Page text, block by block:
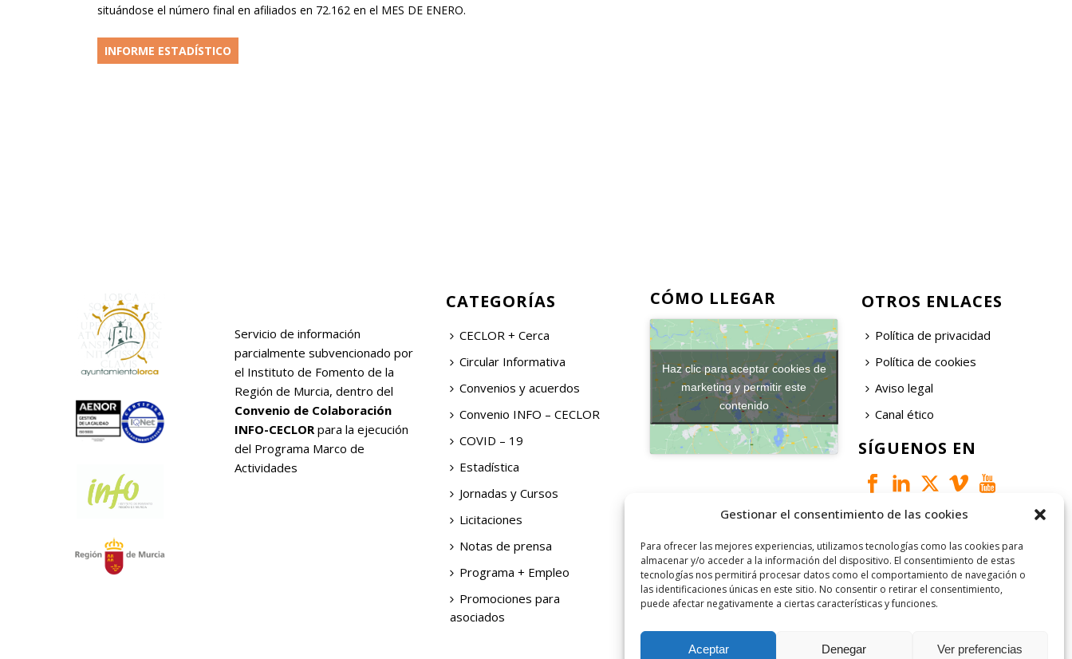
Gestionar el consentimiento de las cookies
Para ofrecer las mejores experiencias, utilizamos tecnologías como las cookies para
almacenar y/o acceder a la información del dispositivo. El consentimiento de estas
tecnologías nos permitirá procesar datos como el comportamiento de navegación o
las identificaciones únicas en este sitio. No consentir o retirar el consentimiento,
puede afectar negativamente a ciertas características y funciones.
Aceptar Denegar Ver preferencias
situándose el número final en afiliados en 72.162 en el MES DE ENERO.
INFORME ESTADÍSTICO
Servicio de información
parcialmente subvencionado por
el Instituto de Fomento de la
Región de Murcia, dentro del
Convenio de Colaboración
INFO-CECLOR para la ejecución
del Programa Marco de
Actividades
CATEGORÍAS
CECLOR + Cerca
Circular Informativa
Convenios y acuerdos
Convenio INFO – CECLOR
COVID – 19
Estadística
Jornadas y Cursos
Licitaciones
Notas de prensa
Programa + Empleo
Promociones para
asociados
CÓMO LLEGAR
Haz clic para aceptar cookies de
marketing y permitir este
contenido
OTROS ENLACES
Política de privacidad
Política de cookies
Aviso legal
Canal ético
SÍGUENOS EN